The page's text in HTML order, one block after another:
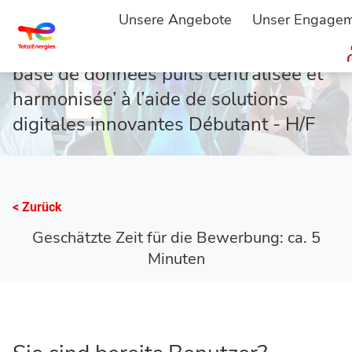
Unsere Angebote Unser
Chargé de projet ‘Constitution d’une
base de données puits centralisée et
harmonisée’ à l’aide de solutions
digitales innovantes Débutant - H/F
< Zurück
Geschätzte Zeit für die Bewerbung: ca. 5
Minuten